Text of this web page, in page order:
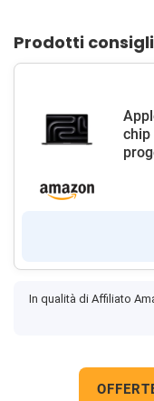
Prodotti
chip
In qualità di Affiliato